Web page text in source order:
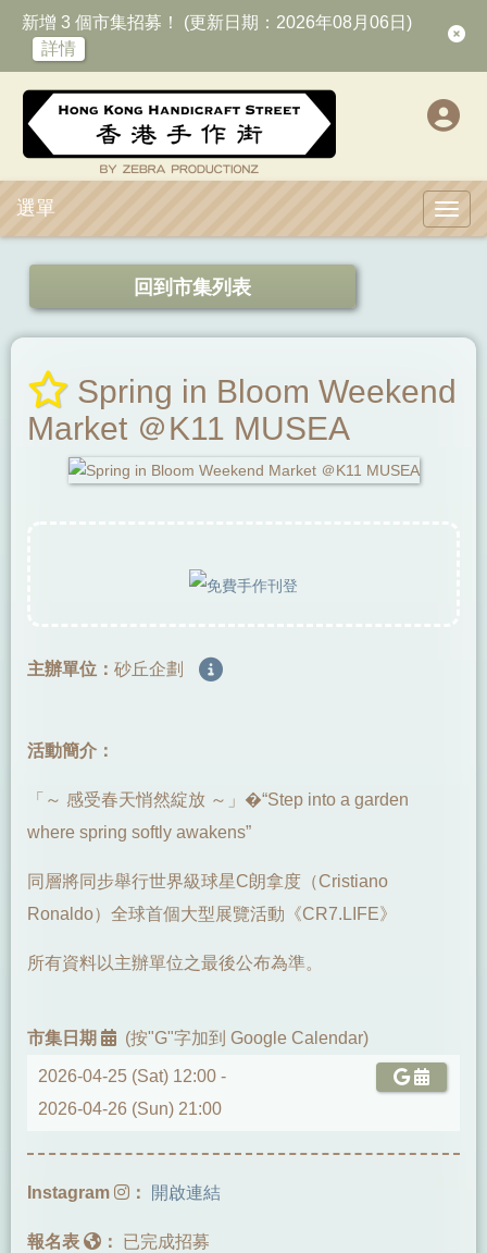
新增 3 個市集招募！ (更新日期：2026年08月06日)
詳情
選單
回到市集列表
Spring in Bloom Weekend
Market ＠K11 MUSEA
主辦單位： 砂丘企劃
活動簡介：
「～ 感受春天悄然綻放 ～」�“Step into a garden
where spring softly awakens”
同層將同步舉行世界級球星C朗拿度（Cristiano
Ronaldo）全球首個大型展覽活動《CR7.LIFE》
所有資料以主辦單位之最後公布為準。
市集日期 (按"G"字加到 Google Calendar)
2026-04-25 (Sat) 12:00 -
2026-04-26 (Sun) 21:00
Instagram ： 開啟連結
報名表 ： 已完成招募